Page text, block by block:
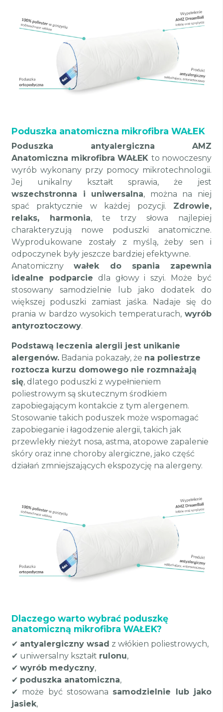
Poduszka anatomiczna mikrofibra WAŁEK
Poduszka antyalergiczna AMZ
Anatomiczna mikrofibra WAŁEK to nowoczesny
wyrób wykonany przy pomocy mikrotechnologii.
Jej unikalny kształt sprawia, że jest
wszechstronna i uniwersalna, można na niej
spać praktycznie w każdej pozycji. Zdrowie,
relaks, harmonia, te trzy słowa najlepiej
charakteryzują nowe poduszki anatomiczne.
Wyprodukowane zostały z myślą, żeby sen i
odpoczynek były jeszcze bardziej efektywne.
Anatomicznywałek do spania zapewnia
idealne podparcie dla głowy i szyi. Może być
stosowany samodzielnie lub jako dodatek do
większej poduszki zamiast jaśka. Nadaje się do
prania w bardzo wysokich temperaturach, wyrób
antyroztoczowy.
Podstawą leczenia alergii jest unikanie
alergenów. Badania pokazały, że na poliestrze
roztocza kurzu domowego nie rozmnażają
się, dlatego poduszki z wypełnieniem
poliestrowym są skutecznym środkiem
zapobiegającym kontakcie z tym alergenem.
Stosowanie takich poduszek może wspomagać
zapobieganie i łagodzenie alergii, takich jak
przewlekły nieżyt nosa, astma, atopowe zapalenie
skóry oraz inne choroby alergiczne, jako część
działań zmniejszających ekspozycję na alergeny.
Dlaczego warto wybrać poduszkę
anatomiczną mikrofibra WAŁEK?
✔ antyalergiczny wsad z włókien poliestrowych,
✔ uniwersalny kształt rulonu,
✔ wyrób medyczny,
✔ poduszka anatomiczna,
✔ może być stosowana samodzielnie lub jako
jasiek,